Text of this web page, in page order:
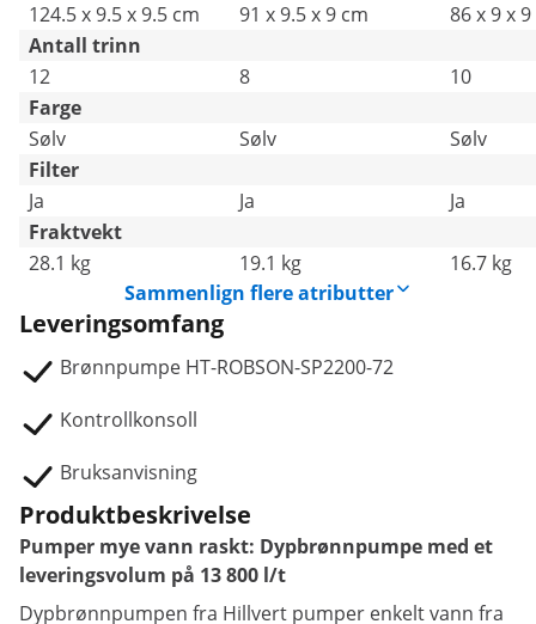
124.5 x 9.5 x 9.5 cm
91 x 9.5 x 9 cm
86 x 9 x
Antall trinn
12
8
10
Farge
Sølv
Sølv
Sølv
Filter
Ja
Ja
Ja
Fraktvekt
28.1 kg
19.1 kg
16.7 kg
Sammenlign flere atributter
Leveringsomfang
Brønnpumpe HT-ROBSON-SP2200-72
Kontrollkonsoll
Bruksanvisning
Produktbeskrivelse
Pumper mye vann raskt: Dypbrønnpumpe med et
leveringsvolum på 13 800 l/t
Dypbrønnpumpen fra Hillvert pumper enkelt vann fra